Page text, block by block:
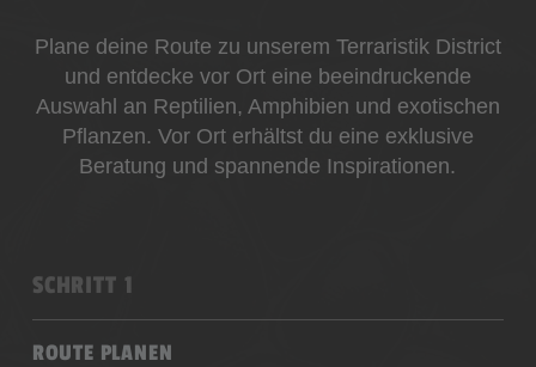
Plane deine Route zu unserem Terraristik District
und entdecke vor Ort eine beeindruckende
Auswahl an Reptilien, Amphibien und exotischen
Pflanzen. Vor Ort erhältst du eine exklusive
Beratung und spannende Inspirationen.
SCHRITT 1
ROUTE PLANEN